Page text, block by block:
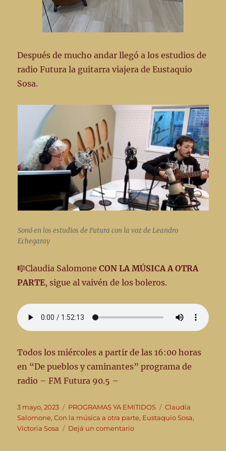
Después de mucho andar llegó a los estudios de
radio Futura la guitarra viajera de Eustaquio
Sosa.
Sonó en los estudios de Futura con la voz de Leandro
Echegaray
🎼Claudia SalomoneCON LA MÚSICA A OTRA
PARTE, sigue al vaivén de los boleros.
Todos los miércoles a partir de las 16:00 horas
en “De pueblos y caminantes” programa de
radio – FM Futura 90.5 –
Publicado
el
3 mayo, 2023 Categorías
PROGRAMAS YA EMITIDOS Etiquetas
Claudia
Salomone,Con la música a otra parte, Eustaquio Sosa,
Victoria Sosa
Dejá un comentarioen